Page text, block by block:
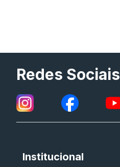
Redes Sociais
Institucional